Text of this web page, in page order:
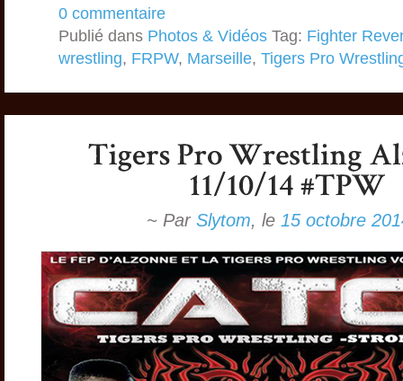
0 commentaire
Publié dans Photos & Vidéos Tag: Fighter
wrestling, FRPW, Marseille, Tigers Pro
~ Par Slytom, le 15 octobre